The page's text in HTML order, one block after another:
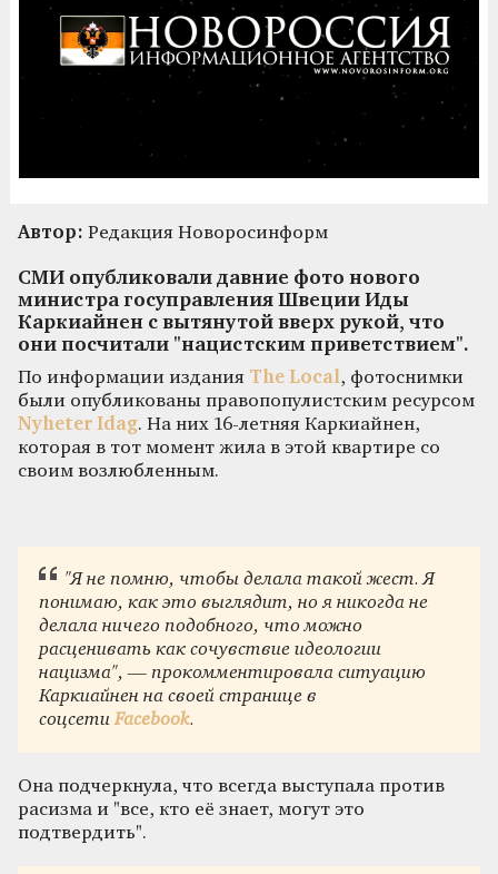
Автор: Редакция Новоросинформ
СМИ опубликовали давние фото нового
министра госуправления Швеции Иды
Каркиайнен с вытянутой вверх рукой, что
они посчитали "нацистским приветствием".
По информации издания The Local, фотоснимки
были опубликованы правопопулистским ресурсом
Nyheter Idag. На них 16-летняя Каркиайнен,
которая в тот момент жила в этой квартире со
своим возлюбленным.
"Я не помню, чтобы делала такой жест. Я
понимаю, как это выглядит, но я никогда не
делала ничего подобного, что можно
расценивать как сочувствие идеологии
нацизма", — прокомментировала ситуацию
Каркиайнен на своей странице в
соцсетиFacebook.
Она подчеркнула, что всегда выступала против
расизма и "все, кто её знает, могут это
подтвердить".